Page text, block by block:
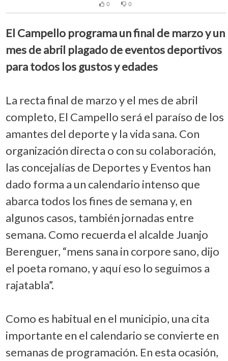
0 0
El Campello programa un final de marzo y un
mes de abril plagado de eventos deportivos
para todos los gustos y edades
La recta final de marzo y el mes de abril
completo, El Campello será el paraíso de los
amantes del deporte y la vida sana. Con
organización directa o con su colaboración,
las concejalías de Deportes y Eventos han
dado forma a un calendario intenso que
abarca todos los fines de semana y, en
algunos casos, también jornadas entre
semana. Como recuerda el alcalde Juanjo
Berenguer, “mens sana in corpore sano, dijo
el poeta romano, y aquí eso lo seguimos a
rajatabla”.
Como es habitual en el municipio, una cita
importante en el calendario se convierte en
semanas de programación. En esta ocasión,